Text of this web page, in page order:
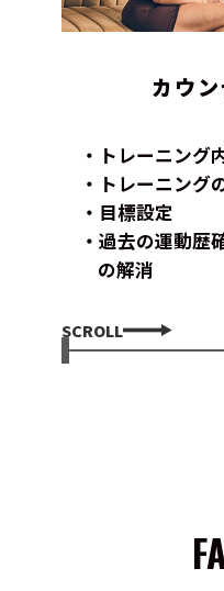
カウ
トレーニング
トレーニング
目標設定
過去の運動歴
の解消
SCROLL